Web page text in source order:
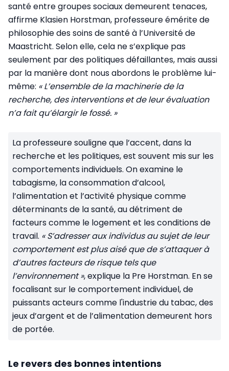
santé entre groupes sociaux demeurent tenaces,
affirme Klasien Horstman, professeure émérite de
philosophie des soins de santé à l’Université de
Maastricht. Selon elle, cela ne s’explique pas
seulement par des politiques défaillantes, mais aussi
par la manière dont nous abordons le problème lui-
même: « L’ensemble de la machinerie de la
recherche, des interventions et de leur évaluation
n’a fait qu’élargir le fossé. »
La professeure souligne que l’accent, dans la
recherche et les politiques, est souvent mis sur les
comportements individuels. On examine le
tabagisme, la consommation d’alcool,
l’alimentation et l’activité physique comme
déterminants de la santé, au détriment de
facteurs comme le logement et les conditions de
travail. « S’adresser aux individus au sujet de leur
comportement est plus aisé que de s’attaquer à
d’autres facteurs de risque tels que
l’environnement », explique la Pre Horstman. En se
focalisant sur le comportement individuel, de
puissants acteurs comme l'industrie du tabac, des
jeux d’argent et de l’alimentation demeurent hors
de portée.
Le revers des bonnes intentions